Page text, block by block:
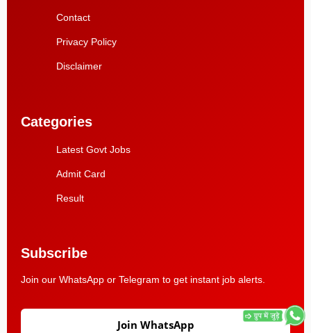
Contact
Privacy Policy
Disclaimer
Categories
Latest Govt Jobs
Admit Card
Result
Subscribe
Join our WhatsApp or Telegram to get instant job alerts.
Join WhatsApp